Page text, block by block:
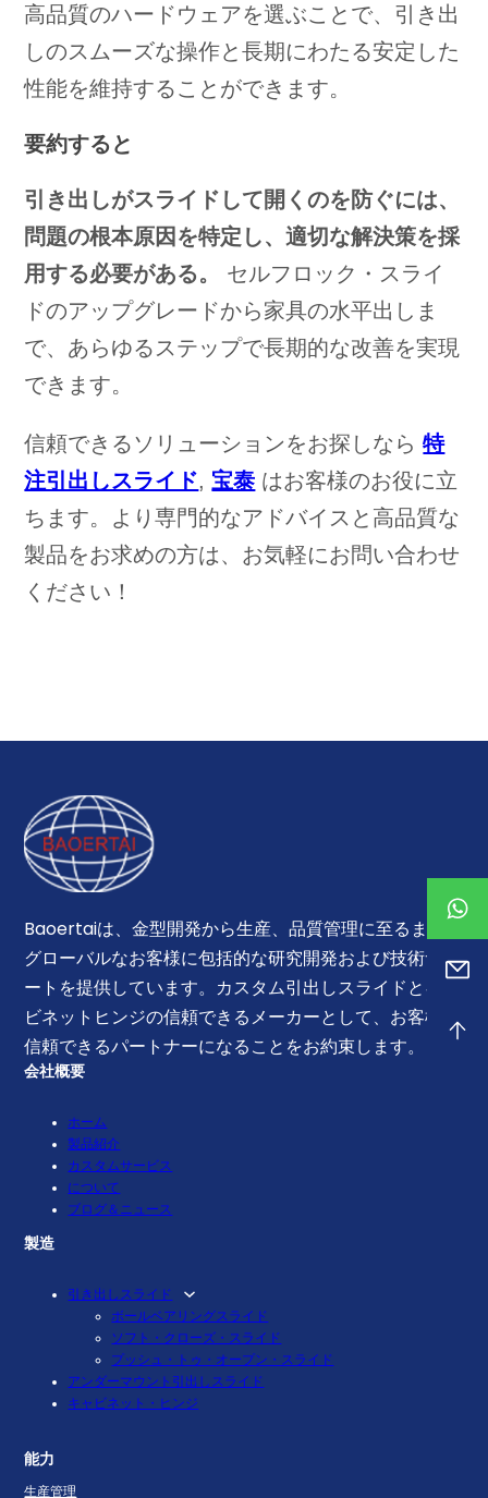
高品質のハードウェアを選ぶことで、引き出
しのスムーズな操作と長期にわたる安定した
性能を維持することができます。
要約すると
引き出しがスライドして開くのを防ぐには、
問題の根本原因を特定し、適切な解決策を採
用する必要がある。
セルフロック・スライ
ドのアップグレードから家具の水平出しま
で、あらゆるステップで長期的な改善を実現
できます。
信頼できるソリューションをお探しなら特
注引出しスライド, 宝泰 はお客様のお役に立
ちます。より専門的なアドバイスと高品質な
製品をお求めの方は、お気軽にお問い合わせ
ください！
Baoertaiは、金型開発から生産、品質管理に至るまで、
グローバルなお客様に包括的な研究開発および技術サポ
ートを提供しています。カスタム引出しスライドとキャ
ビネットヒンジの信頼できるメーカーとして、お客様の
信頼できるパートナーになることをお約束します。
会社概要
ホーム
製品紹介
カスタムサービス
について
ブログ＆ニュース
製造
引き出しスライド
ボールベアリングスライド
ソフト・クローズ・スライド
プッシュ・トゥ・オープン・スライド
アンダーマウント引出しスライド
キャビネット・ヒンジ
能力
生産管理